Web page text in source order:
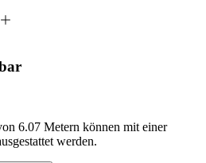
6.07 Metern können mit einer
werden.